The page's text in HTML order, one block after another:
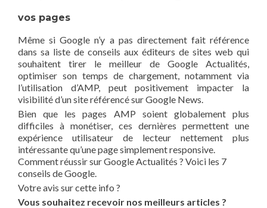
vos pages
Même si Google n’y a pas directement fait référence
dans sa liste de conseils aux éditeurs de sites web qui
souhaitent tirer le meilleur de Google Actualités,
optimiser son temps de chargement, notamment via
l’utilisation d’AMP, peut positivement impacter la
visibilité d’un site référencé sur Google News.
Bien que les pages AMP soient globalement plus
difficiles à monétiser, ces dernières permettent une
expérience utilisateur de lecteur nettement plus
intéressante qu’une page simplement responsive.
Comment réussir sur Google Actualités ? Voici les 7
conseils de Google.
Votre avis sur cette info ?
Vous souhaitez recevoir nos meilleurs articles ?